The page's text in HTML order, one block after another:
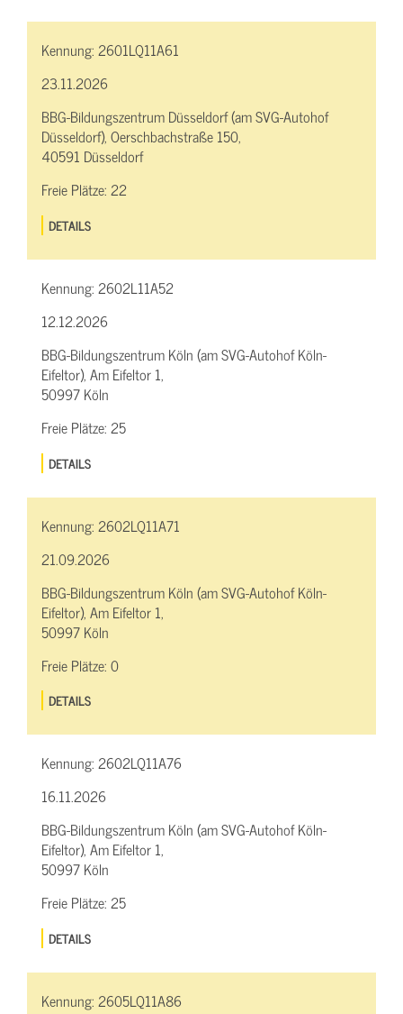
Kennung:2601LQ11A61
23.11.2026
BBG-Bildungszentrum Düsseldorf (am SVG-Autohof
Düsseldorf), Oerschbachstraße 150,
40591 Düsseldorf
Freie Plätze:22
DETAILS
Kennung:2602L11A52
12.12.2026
BBG-Bildungszentrum Köln (am SVG-Autohof Köln-
Eifeltor), Am Eifeltor 1,
50997 Köln
Freie Plätze:25
DETAILS
Kennung:2602LQ11A71
21.09.2026
BBG-Bildungszentrum Köln (am SVG-Autohof Köln-
Eifeltor), Am Eifeltor 1,
50997 Köln
Freie Plätze:0
DETAILS
Kennung:2602LQ11A76
16.11.2026
BBG-Bildungszentrum Köln (am SVG-Autohof Köln-
Eifeltor), Am Eifeltor 1,
50997 Köln
Freie Plätze:25
DETAILS
Kennung:2605LQ11A86